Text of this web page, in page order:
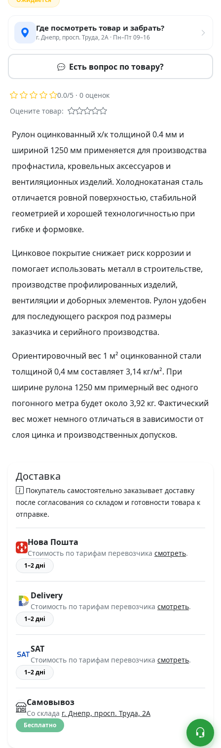
Где посмотреть товар и забрать?
г. Днепр, просп. Труда, 2А · Пн–Пт 09–16
Есть вопрос по товару?
0.0/5 · 0 оценок
Оцените товар:
Рулон оцинкованный х/к толщиной 0.4 мм и
шириной 1250 мм применяется для производства
профнастила, кровельных аксессуаров и
вентиляционных изделий. Холоднокатаная сталь
отличается ровной поверхностью, стабильной
геометрией и хорошей технологичностью при
гибке и формовке.
Цинковое покрытие снижает риск коррозии и
помогает использовать металл в строительстве,
производстве профилированных изделий,
вентиляции и доборных элементов. Рулон удобен
для последующего раскроя под размеры
заказчика и серийного производства.
Ориентировочный вес 1 м² оцинкованной стали
толщиной 0,4 мм составляет 3,14 кг/м². При
ширине рулона 1250 мм примерный вес одного
погонного метра будет около 3,92 кг. Фактический
вес может немного отличаться в зависимости от
слоя цинка и производственных допусков.
Доставка
Покупатель самостоятельно заказывает доставку
после согласования со складом и готовности товара к
отправке.
Нова Пошта
Стоимость по тарифам перевозчика смотреть.
1–2 дні
Delivery
Стоимость по тарифам перевозчика смотреть.
1–2 дні
SAT
Стоимость по тарифам перевозчика смотреть.
1–2 дні
Самовывоз
Со склада г. Днепр, просп. Труда, 2А
Бесплатно